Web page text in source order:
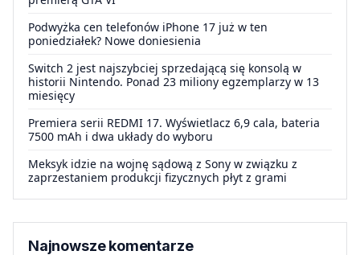
Podwyżka cen telefonów iPhone 17 już w ten
poniedziałek? Nowe doniesienia
Switch 2 jest najszybciej sprzedającą się konsolą w
historii Nintendo. Ponad 23 miliony egzemplarzy w 13
miesięcy
Premiera serii REDMI 17. Wyświetlacz 6,9 cala, bateria
7500 mAh i dwa układy do wyboru
Meksyk idzie na wojnę sądową z Sony w związku z
zaprzestaniem produkcji fizycznych płyt z grami
Najnowsze komentarze